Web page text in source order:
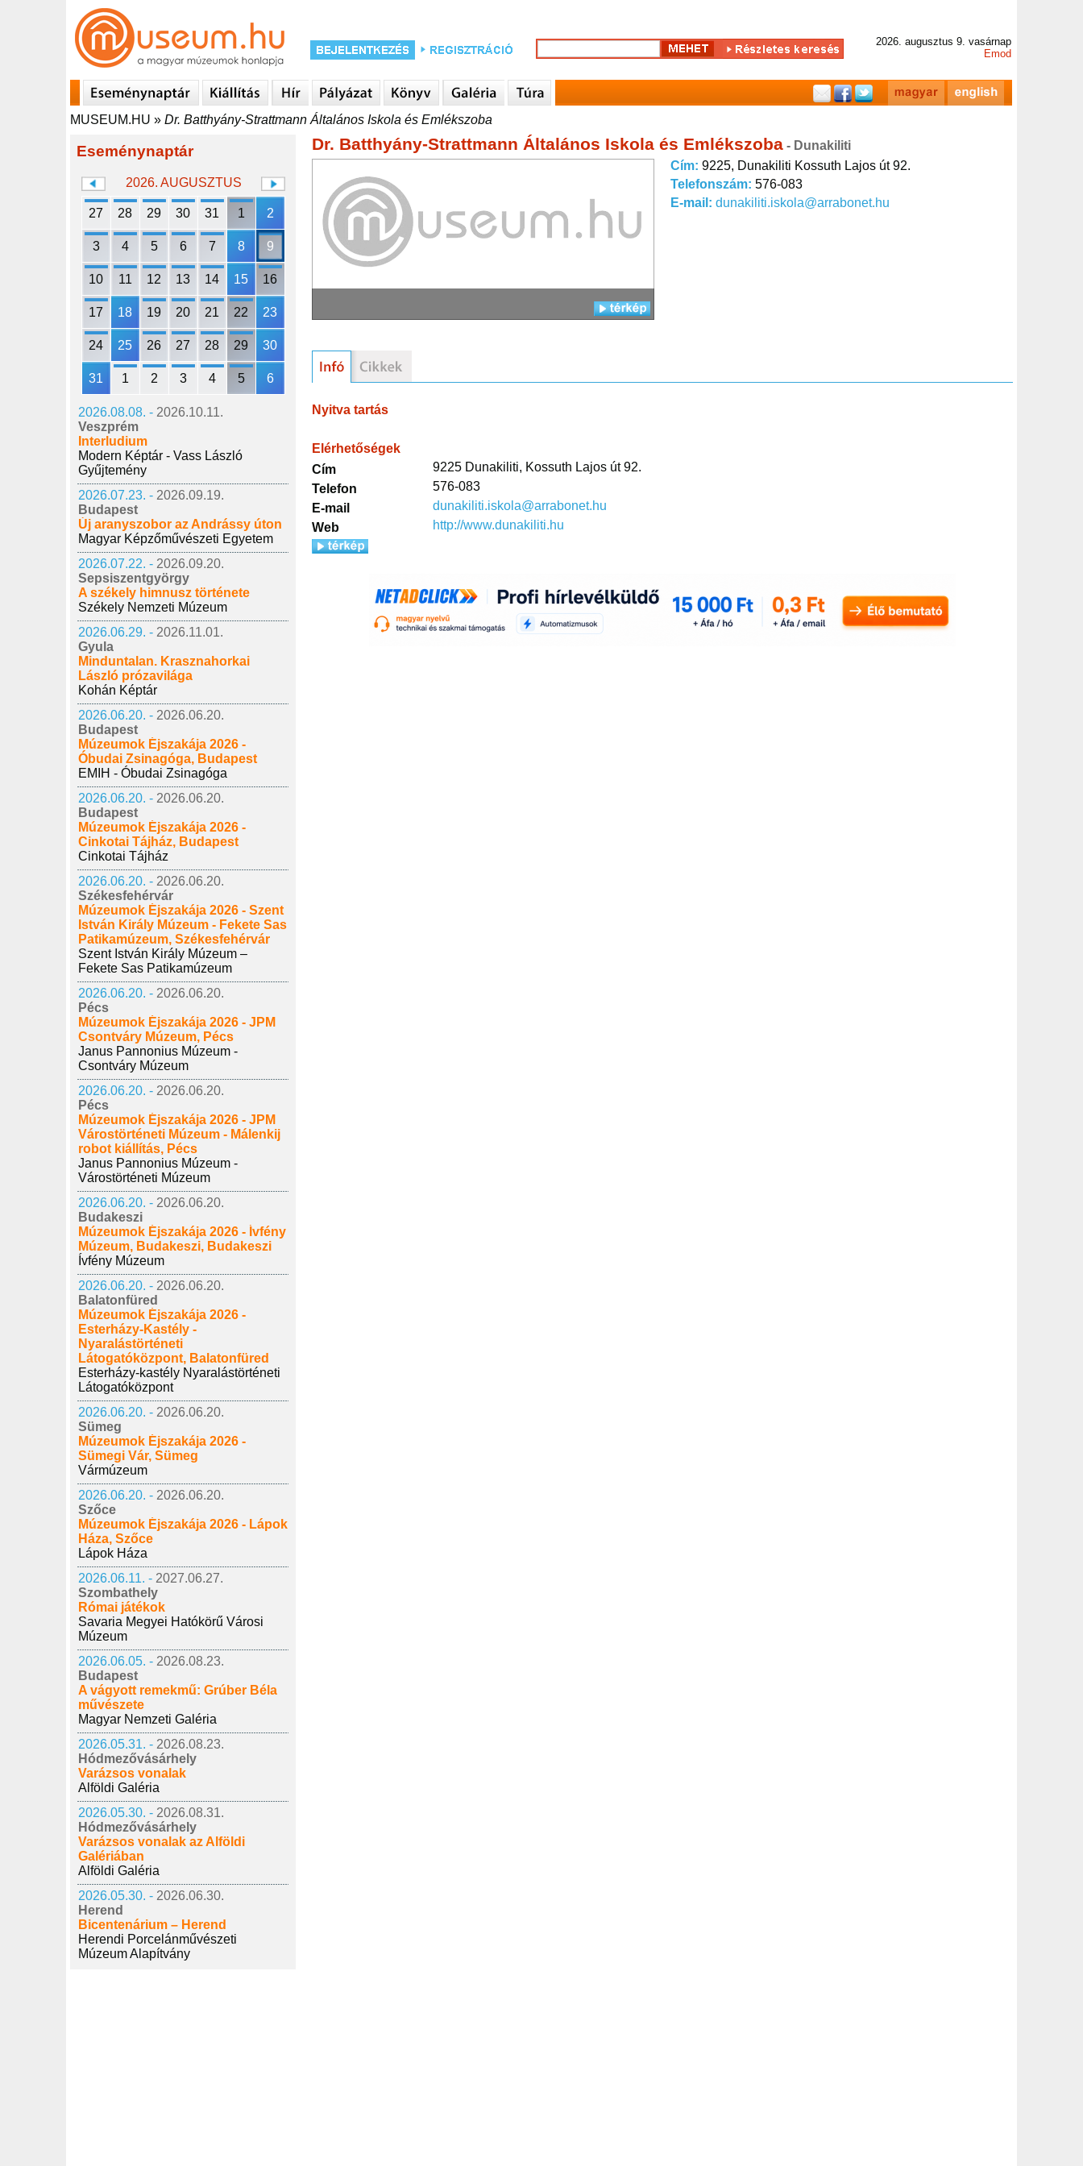
2026. augusztus 9. vasárnap
Emod
MUSEUM.HU » Dr. Batthyány-Strattmann Általános Iskola és Emlékszoba
Eseménynaptár
2026. AUGUSZTUS
27 28 29 30 31 1 2
3 4 5 6 7 8 9
10 11 12 13 14 15 16
17 18 19 20 21 22 23
24 25 26 27 28 29 30
31 1 2 3 4 5 6
2026.08.08. - 2026.10.11.
Veszprém
Interludium
Modern Képtár - Vass László
Gyűjtemény
2026.07.23. - 2026.09.19.
Budapest
Új aranyszobor az Andrássy úton
Magyar Képzőművészeti Egyetem
2026.07.22. - 2026.09.20.
Sepsiszentgyörgy
A székely himnusz története
Székely Nemzeti Múzeum
2026.06.29. - 2026.11.01.
Gyula
Minduntalan. Krasznahorkai
László prózavilága
Kohán Képtár
2026.06.20. - 2026.06.20.
Budapest
Múzeumok Éjszakája 2026 -
Óbudai Zsinagóga, Budapest
EMIH - Óbudai Zsinagóga
2026.06.20. - 2026.06.20.
Budapest
Múzeumok Éjszakája 2026 -
Cinkotai Tájház, Budapest
Cinkotai Tájház
2026.06.20. - 2026.06.20.
Székesfehérvár
Múzeumok Éjszakája 2026 - Szent
István Király Múzeum - Fekete Sas
Patikamúzeum, Székesfehérvár
Szent István Király Múzeum –
Fekete Sas Patikamúzeum
2026.06.20. - 2026.06.20.
Pécs
Múzeumok Éjszakája 2026 - JPM
Csontváry Múzeum, Pécs
Janus Pannonius Múzeum -
Csontváry Múzeum
2026.06.20. - 2026.06.20.
Pécs
Múzeumok Éjszakája 2026 - JPM
Várostörténeti Múzeum - Málenkij
robot kiállítás, Pécs
Janus Pannonius Múzeum -
Várostörténeti Múzeum
2026.06.20. - 2026.06.20.
Budakeszi
Múzeumok Éjszakája 2026 - Ívfény
Múzeum, Budakeszi, Budakeszi
Ívfény Múzeum
2026.06.20. - 2026.06.20.
Balatonfüred
Múzeumok Éjszakája 2026 -
Esterházy-Kastély -
Nyaralástörténeti
Látogatóközpont, Balatonfüred
Esterházy-kastély Nyaralástörténeti
Látogatóközpont
2026.06.20. - 2026.06.20.
Sümeg
Múzeumok Éjszakája 2026 -
Sümegi Vár, Sümeg
Vármúzeum
2026.06.20. - 2026.06.20.
Szőce
Múzeumok Éjszakája 2026 - Lápok
Háza, Szőce
Lápok Háza
2026.06.11. - 2027.06.27.
Szombathely
Római játékok
Savaria Megyei Hatókörű Városi
Múzeum
2026.06.05. - 2026.08.23.
Budapest
A vágyott remekmű: Grúber Béla
művészete
Magyar Nemzeti Galéria
2026.05.31. - 2026.08.23.
Hódmezővásárhely
Varázsos vonalak
Alföldi Galéria
2026.05.30. - 2026.08.31.
Hódmezővásárhely
Varázsos vonalak az Alföldi
Galériában
Alföldi Galéria
2026.05.30. - 2026.06.30.
Herend
Bicentenárium – Herend
Herendi Porcelánművészeti
Múzeum Alapítvány
Dr. Batthyány-Strattmann Általános Iskola és Emlékszoba - Dunakiliti
Cím: 9225, Dunakiliti Kossuth Lajos út 92.
Telefonszám: 576-083
E-mail: dunakiliti.iskola@arrabonet.hu
Nyitva tartás
Elérhetőségek
Cím
9225 Dunakiliti, Kossuth Lajos út 92.
Telefon
576-083
E-mail
dunakiliti.iskola@arrabonet.hu
Web
http://www.dunakiliti.hu